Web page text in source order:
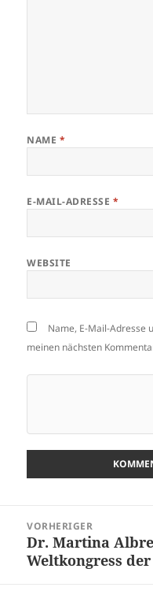
NAME *
E-MAIL-ADRESSE *
WEBSITE
Name, E-Mail-Adresse
meinen nächsten
VORHERIGER
Vorheriger
Beitrag:
Dr. Martina
Weltkongress